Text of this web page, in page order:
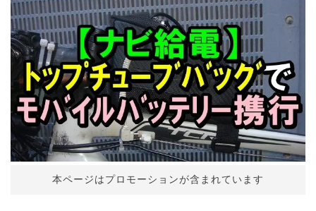
本ページはプロモーションが含まれています